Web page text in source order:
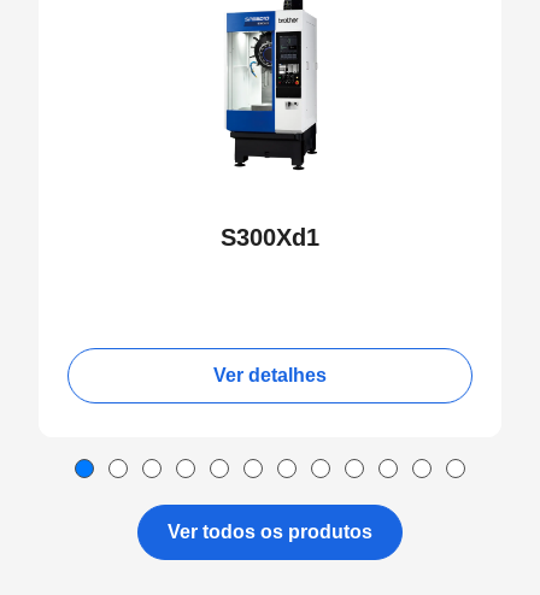
S300Xd1
Ver detalhes
Ver todos os produtos